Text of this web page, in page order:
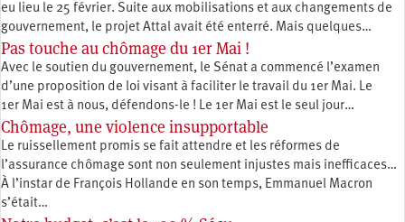
eu lieu le 25 février. Suite aux mobilisations et aux changements de
gouvernement, le projet Attal avait été enterré. Mais quelques…
Pas touche au chômage du 1er Mai !
Avec le soutien du gouvernement, le Sénat a commencé l’examen
d’une proposition de loi visant à faciliter le travail du 1er Mai. Le
1er Mai est à nous, défendons-le ! Le 1er Mai est le seul jour…
Chômage, une violence insupportable
Le ruissellement promis se fait attendre et les réformes de
l’assurance chômage sont non seulement injustes mais inefficaces…
À l’instar de François Hollande en son temps, Emmanuel Macron
s’était…